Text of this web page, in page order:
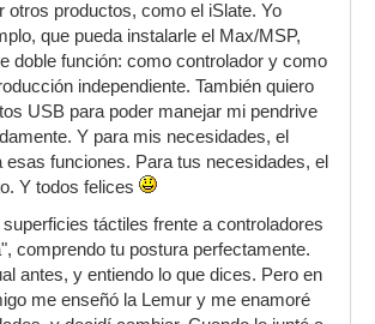
otros productos, como el iSlate. Yo
que pueda instalarle el Max/MSP,
doble función: como controlador y como
independiente. También quiero
USB para poder manejar mi pendrive
Y para mis necesidades, el
esas funciones. Para tus necesidades, el
Y todos felices
táctiles frente a controladores
comprendo tu postura perfectamente.
antes, y entiendo lo que dices. Pero en
me enseñó la Lemur y me enamoré